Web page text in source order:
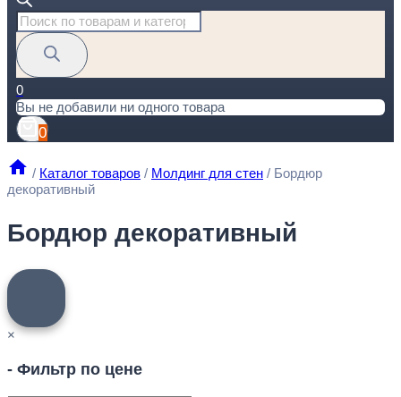
Поиск
товаров
0
Вы не добавили ни одного товара
0
/ Каталог товаров / Молдинг для стен / Бордюр
декоративный
Бордюр декоративный
×
- Фильтр по цене